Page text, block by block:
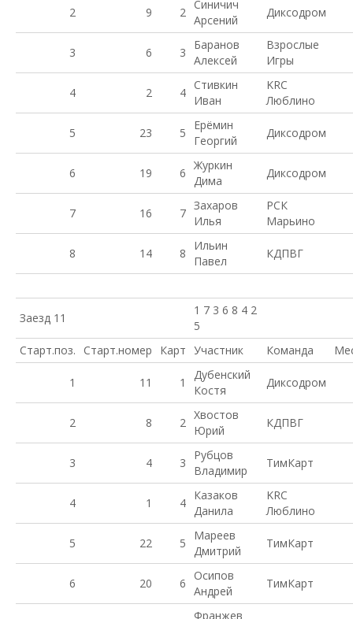
2 9 2
Синичич
Арсений
Диксодром
3 6 3
Баранов
Алексей
Взрослые
Игры
4 2 4
Стивкин
Иван
KRC
Люблино
5 23 5
Ерёмин
Георгий
Диксодром
6 19 6
Журкин
Дима
Диксодром
7 16 7
Захаров
Илья
РСК
Марьино
8 14 8
Ильин
Павел
КДПВГ
Заезд 11
1 7 3 6 8 4 2
5
Старт.поз.
Старт.номер Карт Участник Команда
1 11 1
Дубенский
Костя
Диксодром
2 8 2
Хвостов
Юрий
КДПВГ
3 4 3
Рубцов
Владимир
ТимКарт
4 1 4
Казаков
Данила
KRC
Люблино
5 22 5
Мареев
Дмитрий
ТимКарт
6 20 6
Осипов
Андрей
ТимКарт
Франжев